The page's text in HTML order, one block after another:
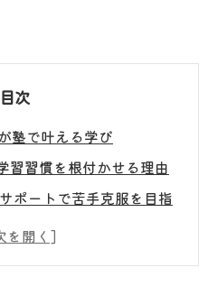
目次
塾で叶える学び
習習慣を根付かせる理由
ポートで苦手克服を目指